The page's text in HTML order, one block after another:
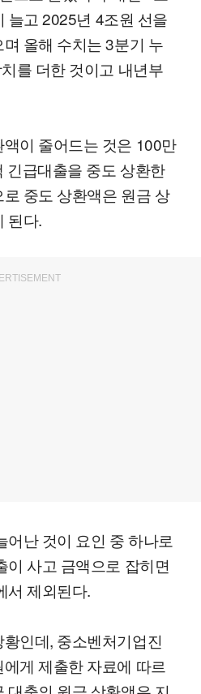
늘고 2025년 4조원 선을
올해 수치는 3분기 누
를 더한 것이고 내년부
이 줄어드는 것은 100만
긴급대출을 중도 상환한
중도 상환액은 원금 상
된다.
어난 것이 요인 중 하나로
이 사고 금액으로 잡히면
서 제외된다.
인데, 중소벤처기업진
게 제출한 자료에 따르